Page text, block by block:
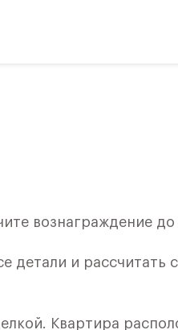
вознаграждение
детали и рассчитать
Квартира